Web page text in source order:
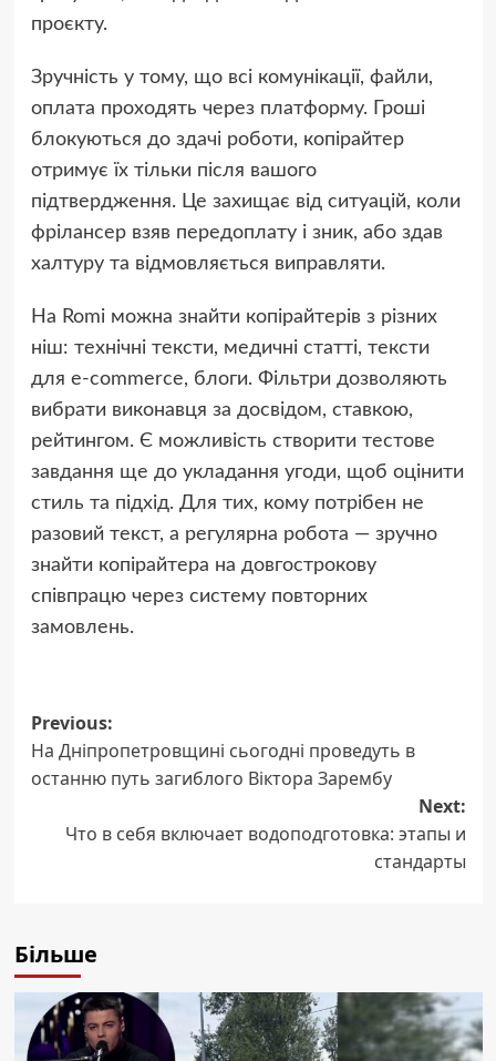
проєкту.
Зручність у тому, що всі комунікації, файли,
оплата проходять через платформу. Гроші
блокуються до здачі роботи, копірайтер
отримує їх тільки після вашого
підтвердження. Це захищає від ситуацій, коли
фрілансер взяв передоплату і зник, або здав
халтуру та відмовляється виправляти.
На Romi можна знайти копірайтерів з різних
ніш: технічні тексти, медичні статті, тексти
для e-commerce, блоги. Фільтри дозволяють
вибрати виконавця за досвідом, ставкою,
рейтингом. Є можливість створити тестове
завдання ще до укладання угоди, щоб оцінити
стиль та підхід. Для тих, кому потрібен не
разовий текст, а регулярна робота — зручно
знайти копірайтера на довгострокову
співпрацю через систему повторних
замовлень.
Post
navigation
Previous:
На Дніпропетровщині сьогодні проведуть в
останню путь загиблого Віктора Зарембу
Next:
Что в себя включает водоподготовка: этапы и
стандарты
Більше